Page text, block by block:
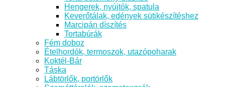
Hengerek, nyújtók, spatula
Keverőtálak, edények sütikészítéshez
Marcipán díszítés
Tortabúrák
Fém doboz
Ételhordók, termoszok, utazópoharak
Koktél-Bár
Táska
Lábtörlők, portörlők